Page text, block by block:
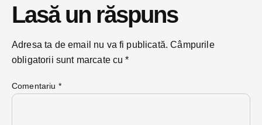
Lasă un răspuns
Adresa ta de email nu va fi publicată. Câmpurile
obligatorii sunt marcate cu*
Comentariu *